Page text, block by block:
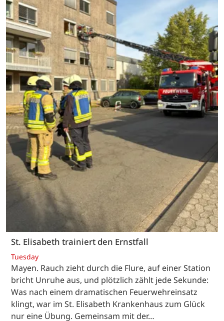
St. Elisabeth trainiert den Ernstfall
Tuesday
Mayen. Rauch zieht durch die Flure, auf einer Station
bricht Unruhe aus, und plötzlich zählt jede Sekunde:
Was nach einem dramatischen Feuerwehreinsatz
klingt, war im St. Elisabeth Krankenhaus zum Glück
nur eine Übung. Gemeinsam mit der…